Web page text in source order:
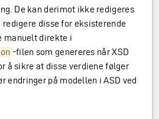
De kan derimot ikke redigeres
redigere disse for eksisterende
manuelt direkte i
-filen som genereres når XSD
å sikre at disse verdiene følger
endringer på modellen i ASD ved